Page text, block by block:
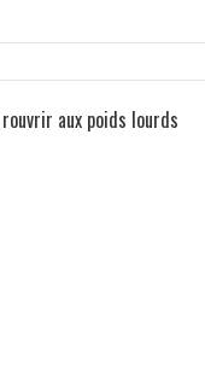
aux poids lourds